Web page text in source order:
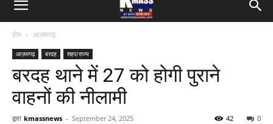
होम आज़मगढ़
आज़मगढ़ बरदह शहर/राज्य
बरदह थाने में 27 को होगी पुराने
वाहनों की नीलामी
द्वारा kmassnews - September 24, 2025 0
42